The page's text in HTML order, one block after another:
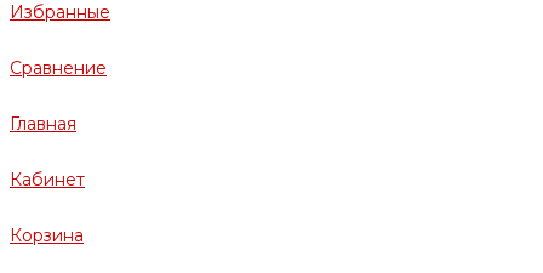
Избранные
Сравнение
Главная
Кабинет
Корзина